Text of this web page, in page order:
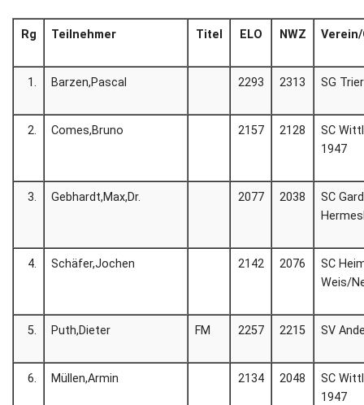
Rg Teilnehmer Titel ELO NWZ
1. Barzen,Pascal 2293 2313 SG Trier
2. Comes,Bruno 2157 2128
SC
1947
3. Gebhardt,Max,Dr. 2077 2038
SC
4. Schäfer,Jochen 2142 2076
SC
Weis/
5. Puth,Dieter FM 2257 2215 SV
6. Müllen,Armin 2134 2048
SC
1947